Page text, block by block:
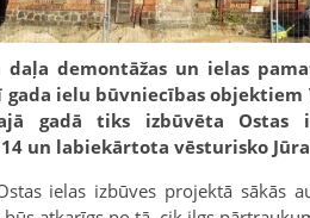
daļa demontāžas un ielas
ielu būvniecības objektiem
gadā tiks izbūvēta
un labiekārtota vēsturisko
ielas izbūves projektā sākās